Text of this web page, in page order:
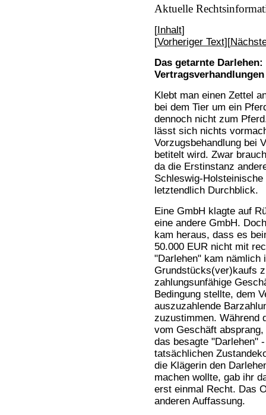
Aktuelle
[Inhalt]
[Vorheriger Text][
Das getarnte
Klebt man einen Zettel
bei dem Tier um ein
dennoch nicht zum
lässt sich nichts
Vorzugsbehandlung bei
betitelt wird. Zwar
da die Erstinstanz
Schleswig-
letztendlich Durchblick.
Eine GmbH klagte auf
eine andere GmbH.
kam heraus, dass es
50.000 EUR nicht mit
"Darlehen" kam nämlich
Grundstücks(ver)kaufs
zahlungsunfähige
Bedingung stellte, dem
auszuzahlende
zuzustimmen. Während
vom Geschäft
das besagte "Darlehen"
tatsächlichen
die Klägerin den
machen wollte, gab ihr
erst einmal Recht. Das
anderen Auffassung.